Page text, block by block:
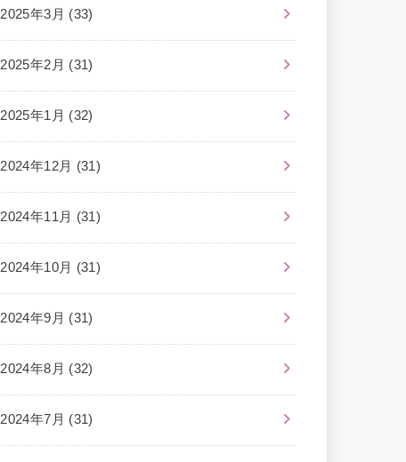
2025年3月 (33)
2025年2月 (31)
2025年1月 (32)
2024年12月 (31)
2024年11月 (31)
2024年10月 (31)
2024年9月 (31)
2024年8月 (32)
2024年7月 (31)